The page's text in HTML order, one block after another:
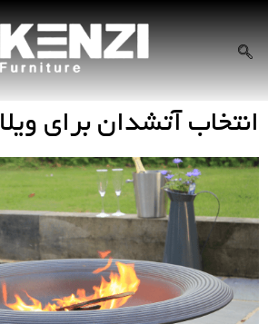
انتخاب آتشدان برای ویلا